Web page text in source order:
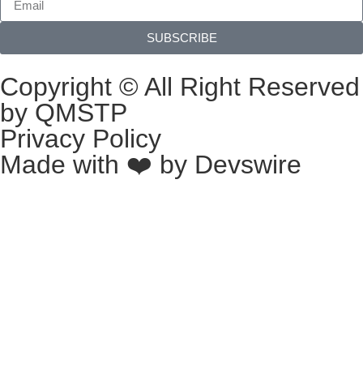
SUBSCRIBE
Copyright © All Right Reserved
by QMSTP
Privacy Policy
Made with ❤️ by Devswire